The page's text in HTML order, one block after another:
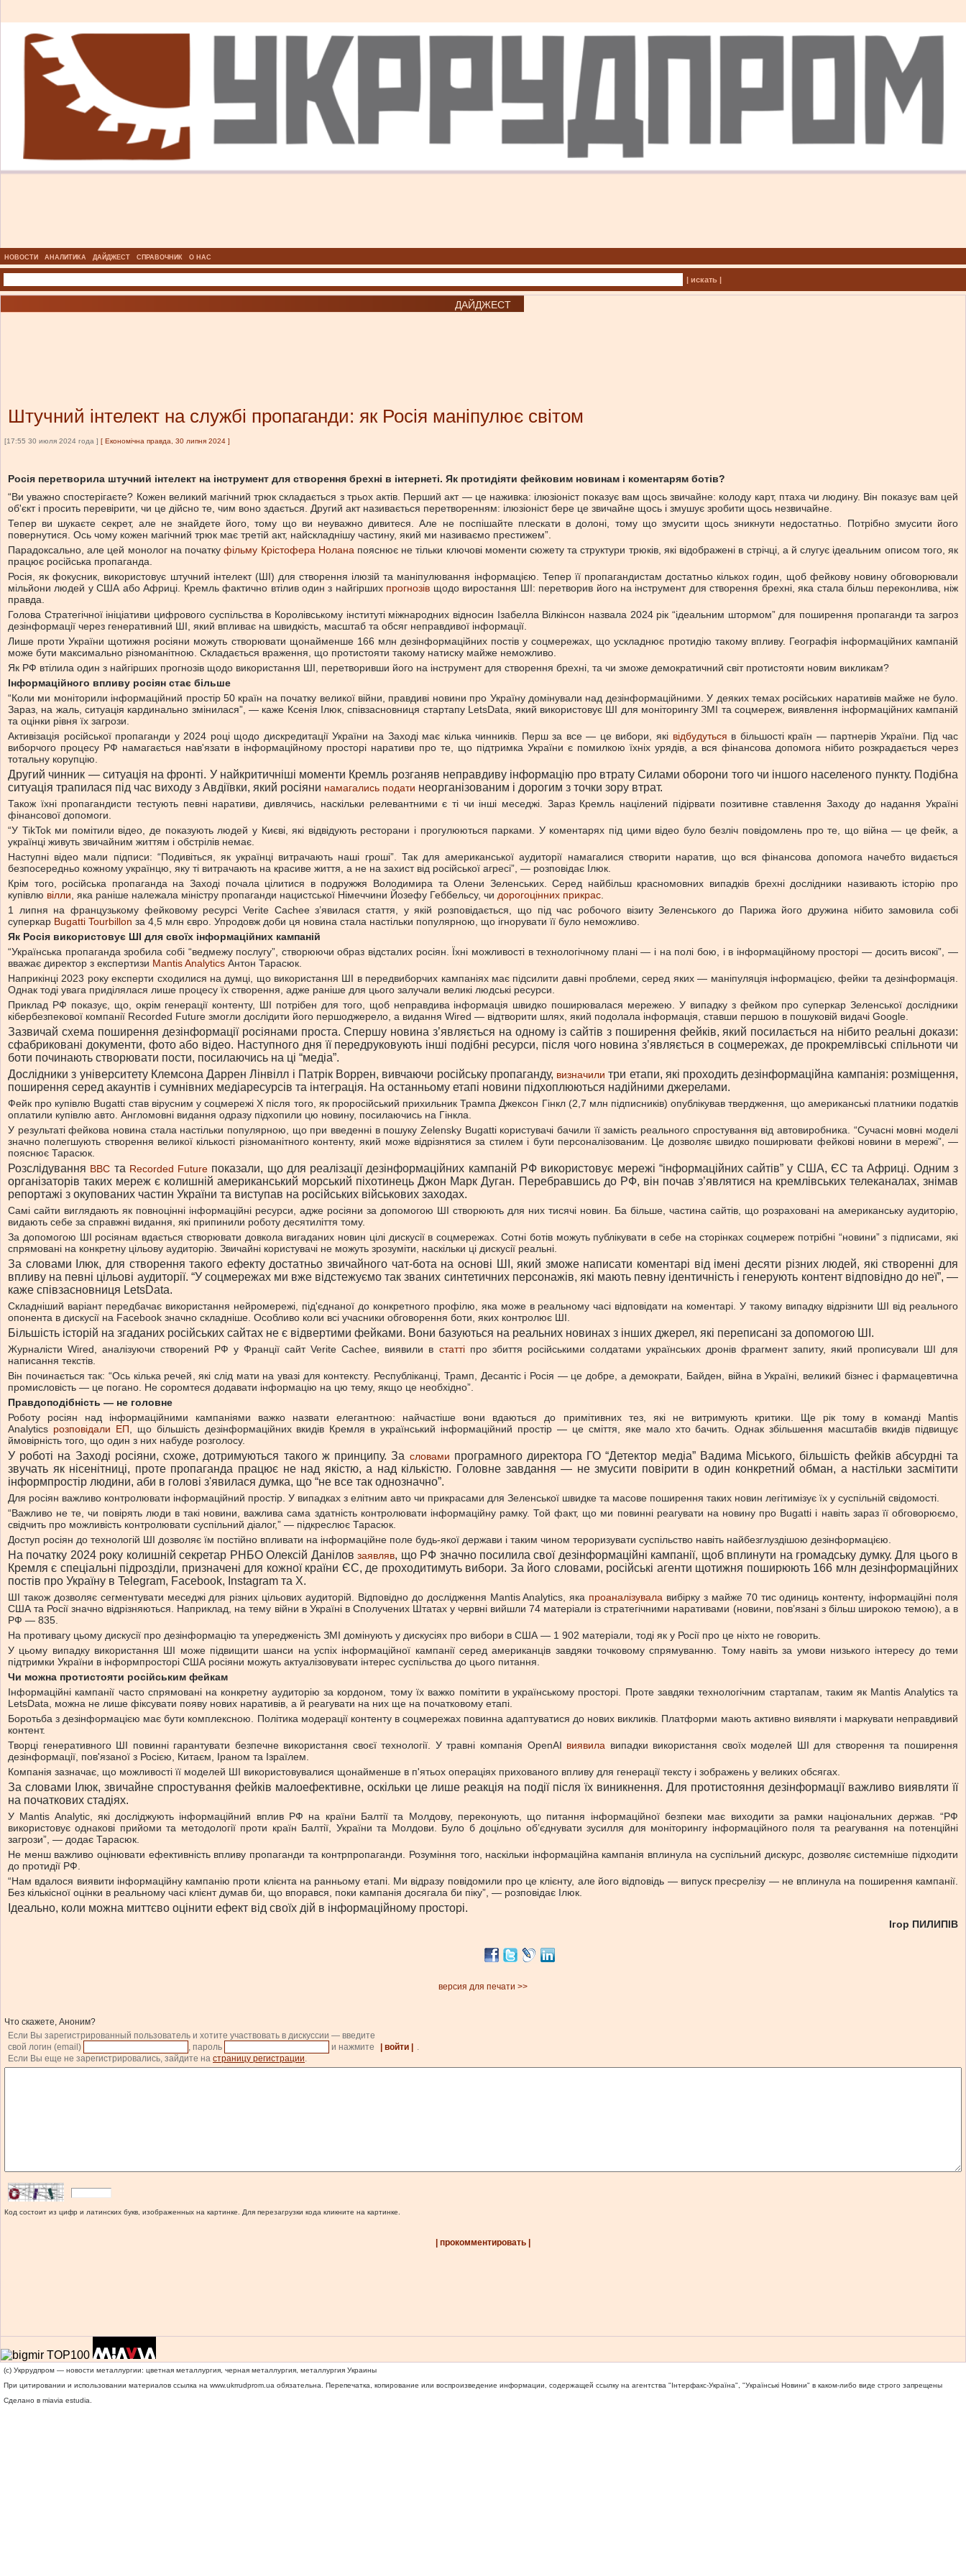
НОВОСТИ АНАЛИТИКА ДАЙДЖЕСТ СПРАВОЧНИК О НАС
| искать |
ДАЙДЖЕСТ
Штучний інтелект на службі пропаганди: як Росія маніпулює світом
[17:55 30 июля 2024 года ] [ Економічна правда, 30 липня 2024 ]
Росія перетворила штучний інтелект на інструмент для створення брехні в інтернеті. Як протидіяти фейковим новинам і коментарям ботів?
“Ви уважно спостерігаєте? Кожен великий магічний трюк складається з трьох актів. Перший акт — це наживка: ілюзіоніст показує вам щось звичайне: колоду карт, птаха чи людину. Він показує вам цей
об'єкт і просить перевірити, чи це дійсно те, чим воно здається. Другий акт називається перетворенням: ілюзіоніст бере це звичайне щось і змушує зробити щось незвичайне.
Тепер ви шукаєте секрет, але не знайдете його, тому що ви неуважно дивитеся. Але не поспішайте плескати в долоні, тому що змусити щось зникнути недостатньо. Потрібно змусити його
повернутися. Ось чому кожен магічний трюк має третій акт, найскладнішу частину, який ми називаємо престижем”.
Парадоксально, але цей монолог на початкуфільму Крістофера Нолана пояснює не тільки ключові моменти сюжету та структури трюків, які відображені в стрічці, а й слугує ідеальним описом того, як
працює російська пропаганда.
Росія, як фокусник, використовує штучний інтелект (ШІ) для створення ілюзій та маніпулювання інформацією. Тепер її пропагандистам достатньо кількох годин, щоб фейкову новину обговорювали
мільйони людей у США або Африці. Кремль фактично втілив один з найгірших прогнозів щодо виростання ШІ: перетворив його на інструмент для створення брехні, яка стала більш переконлива, ніж
правда.
Голова Стратегічної ініціативи цифрового суспільства в Королівському інституті міжнародних відносин Ізабелла Вілкінсон назвала 2024 рік “ідеальним штормом” для поширення пропаганди та загроз
дезінформації через генеративний ШІ, який впливає на швидкість, масштаб та обсяг неправдивої інформації.
Лише проти України щотижня росіяни можуть створювати щонайменше 166 млн дезінформаційних постів у соцмережах, що ускладнює протидію такому впливу. Географія інформаційних кампаній
може бути максимально різноманітною. Складається враження, що протистояти такому натиску майже неможливо.
Як РФ втілила один з найгірших прогнозів щодо використання ШІ, перетворивши його на інструмент для створення брехні, та чи зможе демократичний світ протистояти новим викликам?
Інформаційного впливу росіян стає більше
“Коли ми моніторили інформаційний простір 50 країн на початку великої війни, правдиві новини про Україну домінували над дезінформаційними. У деяких темах російських наративів майже не було.
Зараз, на жаль, ситуація кардинально змінилася”, — каже Ксенія Ілюк, співзасновниця стартапу LetsData, який використовує ШІ для моніторингу ЗМІ та соцмереж, виявлення інформаційних кампаній
та оцінки рівня їх загрози.
Активізація російської пропаганди у 2024 році щодо дискредитації України на Заході має кілька чинників. Перш за все — це вибори, які відбудуться в більшості країн — партнерів України. Під час
виборчого процесу РФ намагається нав'язати в інформаційному просторі наративи про те, що підтримка України є помилкою їхніх урядів, а вся фінансова допомога нібито розкрадається через
тотальну корупцію.
Другий чинник — ситуація на фронті. У найкритичніші моменти Кремль розганяв неправдиву інформацію про втрату Силами оборони того чи іншого населеного пункту. Подібна
ситуація трапилася під час виходу з Авдіївки, який росіяни намагались подати неорганізованим і дорогим з точки зору втрат.
Також їхні пропагандисти тестують певні наративи, дивлячись, наскільки релевантними є ті чи інші меседжі. Зараз Кремль націлений підірвати позитивне ставлення Заходу до надання Україні
фінансової допомоги.
“У TikTok ми помітили відео, де показують людей у Києві, які відвідують ресторани і прогулюються парками. У коментарях під цими відео було безліч повідомлень про те, що війна — це фейк, а
українці живуть звичайним життям і обстрілів немає.
Наступні відео мали підписи: “Подивіться, як українці витрачають наші гроші”. Так для американської аудиторії намагалися створити наратив, що вся фінансова допомога начебто видається
безпосередньо кожному українцю, яку ті витрачають на красиве життя, а не на захист від російської агресі”, — розповідає Ілюк.
Крім того, російська пропаганда на Заході почала цілитися в подружжя Володимира та Олени Зеленських. Серед найбільш красномовних випадків брехні дослідники називають історію про
купівлю вілли , яка раніше належала міністру пропаганди нацистської Німеччини Йозефу Геббельсу, чи дорогоцінних прикрас
1 липня на французькому фейковому ресурсі Verite Cachee з’явилася стаття, у якій розповідається, що під час робочого візиту Зеленського до Парижа його дружина нібито замовила собі
суперкар Bugatti Tourbillon за 4,5 млн євро. Упродовж доби ця новина стала настільки популярною, що ігнорувати її було неможливо.
Як Росія використовує ШІ для своїх інформаційних кампаній
“Українська пропаганда зробила собі “ведмежу послугу”, створюючи образ відсталих росіян. Їхні можливості в технологічному плані — і на полі бою, і в інформаційному просторі — досить високі”, —
вважає директор з експертизи Mantis Analytics Антон Тарасюк.
Наприкінці 2023 року експерти сходилися на думці, що використання ШІ в передвиборчих кампаніях має підсилити давні проблеми, серед яких — маніпуляція інформацією, фейки та дезінформація.
Однак тоді увага приділялася лише процесу їх створення, адже раніше для цього залучали великі людські ресурси.
Приклад РФ показує, що, окрім генерації контенту, ШІ потрібен для того, щоб неправдива інформація швидко поширювалася мережею. У випадку з фейком про суперкар Зеленської дослідники
кібербезпекової компанії Recorded Future змогли дослідити його першоджерело, а видання Wired — відтворити шлях, який подолала інформація, ставши першою в пошуковій видачі Google.
Зазвичай схема поширення дезінформації росіянами проста. Спершу новина з’являється на одному із сайтів з поширення фейків, який посилається на нібито реальні докази:
сфабриковані документи, фото або відео. Наступного дня її передруковують інші подібні ресурси, після чого новина з’являється в соцмережах, де прокремлівські спільноти чи
боти починають створювати пости, посилаючись на ці “медіа”.
Дослідники з університету Клемсона Даррен Лінвілл і Патрік Воррен, вивчаючи російську пропаганду, визначили три етапи, які проходить дезінформаційна кампанія: розміщення,
поширення серед акаунтів і сумнівних медіаресурсів та інтеграція. На останньому етапі новини підхоплюються надійними джерелами.
Фейк про купівлю Bugatti став вірусним у соцмережі X після того, як проросійський прихильник Трампа Джексон Гінкл (2,7 млн підписників) опублікував твердження, що американські платники податків
оплатили купівлю авто. Англомовні видання одразу підхопили цю новину, посилаючись на Гінкла.
У результаті фейкова новина стала настільки популярною, що при введенні в пошуку Zelensky Bugatti користувачі бачили її замість реального спростування від автовиробника. “Сучасні мовні моделі
значно полегшують створення великої кількості різноманітного контенту, який може відрізнятися за стилем і бути персоналізованим. Це дозволяє швидко поширювати фейкові новини в мережі”, —
пояснює Тарасюк.
Розслідування BBC та Recorded Future показали, що для реалізації дезінформаційних кампаній РФ використовує мережі “інформаційних сайтів” у США, ЄС та Африці. Одним з
організаторів таких мереж є колишній американський морський піхотинець Джон Марк Дуган. Перебравшись до РФ, він почав з’являтися на кремлівських телеканалах, знімав
репортажі з окупованих частин України та виступав на російських військових заходах.
Самі сайти виглядають як повноцінні інформаційні ресурси, адже росіяни за допомогою ШІ створюють для них тисячі новин. Ба більше, частина сайтів, що розраховані на американську аудиторію,
видають себе за справжні видання, які припинили роботу десятиліття тому.
За допомогою ШІ росіянам вдається створювати довкола вигаданих новин цілі дискусії в соцмережах. Сотні ботів можуть публікувати в себе на сторінках соцмереж потрібні “новини” з підписами, які
спрямовані на конкретну цільову аудиторію. Звичайні користувачі не можуть зрозуміти, наскільки ці дискусії реальні.
За словами Ілюк, для створення такого ефекту достатньо звичайного чат-бота на основі ШІ, який зможе написати коментарі від імені десяти різних людей, які створенні для
впливу на певні цільові аудиторії. “У соцмережах ми вже відстежуємо так званих синтетичних персонажів, які мають певну ідентичність і генерують контент відповідно до неї”, —
каже співзасновниця LetsData.
Складніший варіант передбачає використання нейромережі, під'єднаної до конкретного профілю, яка може в реальному часі відповідати на коментарі. У такому випадку відрізнити ШІ від реального
опонента в дискусії на Facebook значно складніше. Особливо коли всі учасники обговорення боти, яких контролює ШІ.
Більшість історій на згаданих російських сайтах не є відвертими фейками. Вони базуються на реальних новинах з інших джерел, які переписані за допомогою ШІ.
Журналісти Wired, аналізуючи створений РФ у Франції сайт Verite Cachee, виявили в статтіпро збиття російськими солдатами українських дронів фрагмент запиту, який прописували ШІ для
написання текстів.
Він починається так: “Ось кілька речей, які слід мати на увазі для контексту. Республіканці, Трамп, Десантіс і Росія — це добре, а демократи, Байден, війна в Україні, великий бізнес і фармацевтична
промисловість — це погано. Не соромтеся додавати інформацію на цю тему, якщо це необхідно”.
Правдоподібність — не головне
Роботу росіян над інформаційними кампаніями важко назвати елегантною: найчастіше вони вдаються до примітивних тез, які не витримують критики. Ще рік тому в команді Mantis
Analytics розповідали ЕП , що більшість дезінформаційних вкидів Кремля в український інформаційний простір — це сміття, яке мало хто бачить. Однак збільшення масштабів вкидів підвищує
ймовірність того, що один з них набуде розголосу.
У роботі на Заході росіяни, схоже, дотримуються такого ж принципу. За словами програмного директора ГО “Детектор медіа” Вадима Міського, більшість фейків абсурдні та
звучать як нісенітниці, проте пропаганда працює не над якістю, а над кількістю. Головне завдання — не змусити повірити в один конкретний обман, а настільки засмітити
інформпростір людини, аби в голові з'явилася думка, що “не все так однозначно”.
Для росіян важливо контролювати інформаційний простір. У випадках з елітним авто чи прикрасами для Зеленської швидке та масове поширення таких новин легітимізує їх у суспільній свідомості.
“Важливо не те, чи повірять люди в такі новини, важлива сама здатність контролювати інформаційну рамку. Той факт, що ми повинні реагувати на новину про Bugatti і навіть зараз її обговорюємо,
свідчить про можливість контролювати суспільний діалог,” — підкреслює Тарасюк.
Доступ росіян до технологій ШІ дозволяє їм постійно впливати на інформаційне поле будь-якої держави і таким чином тероризувати суспільство навіть найбезглуздішою дезінформацією.
На початку 2024 року колишній секретар РНБО Олексій Даніловзаявляв, що РФ значно посилила свої дезінформаційні кампанії, щоб вплинути на громадську думку. Для цього в
Кремля є спеціальні підрозділи, призначені для кожної країни ЄС, де проходитимуть вибори. За його словами, російські агенти щотижня поширюють 166 млн дезінформаційних
постів про Україну в Telegram, Facebook, Instagram та Х.
ШІ також дозволяє сегментувати меседжі для різних цільових аудиторій. Відповідно до дослідження Mantis Analytics, яка проаналізувала вибірку з майже 70 тис одиниць контенту, інформаційні поля
США та Росії значно відрізняються. Наприклад, на тему війни в Україні в Сполучених Штатах у червні вийшли 74 матеріали із стратегічними наративами (новини, пов’язані з більш широкою темою), а в
РФ — 835.
На противагу цьому дискусії про дезінформацію та упередженість ЗМІ домінують у дискусіях про вибори в США — 1 902 матеріали, тоді як у Росії про це ніхто не говорить.
У цьому випадку використання ШІ може підвищити шанси на успіх інформаційної кампанії серед американців завдяки точковому спрямуванню. Тому навіть за умови низького інтересу до теми
підтримки України в інформпросторі США росіяни можуть актуалізовувати інтерес суспільства до цього питання.
Чи можна протистояти російським фейкам
Інформаційні кампанії часто спрямовані на конкретну аудиторію за кордоном, тому їх важко помітити в українському просторі. Проте завдяки технологічним стартапам, таким як Mantis Analytics та
LetsData, можна не лише фіксувати появу нових наративів, а й реагувати на них ще на початковому етапі.
Боротьба з дезінформацією має бути комплексною. Політика модерації контенту в соцмережах повинна адаптуватися до нових викликів. Платформи мають активно виявляти і маркувати неправдивий
контент.
Творці генеративного ШІ повинні гарантувати безпечне використання своєї технології. У травні компанія OpenAI виявила випадки використання своїх моделей ШІ для створення та поширення
дезінформації, пов'язаної з Росією, Китаєм, Іраном та Ізраїлем.
Компанія зазначає, що можливості її моделей ШІ використовувалися щонайменше в п'ятьох операціях прихованого впливу для генерації тексту і зображень у великих обсягах.
За словами Ілюк, звичайне спростування фейків малоефективне, оскільки це лише реакція на події після їх виникнення. Для протистояння дезінформації важливо виявляти її
на початкових стадіях.
У Mantis Analytic, які досліджують інформаційний вплив РФ на країни Балтії та Молдову, переконують, що питання інформаційної безпеки має виходити за рамки національних держав. “РФ
використовує однакові прийоми та методології проти країн Балтії, України та Молдови. Було б доцільно об’єднувати зусилля для моніторингу інформаційного поля та реагування на потенційні
загрози”, — додає Тарасюк.
Не менш важливо оцінювати ефективність впливу пропаганди та контрпропаганди. Розуміння того, наскільки інформаційна кампанія вплинула на суспільний дискурс, дозволяє системніше підходити
до протидії РФ.
“Нам вдалося виявити інформаційну кампанію проти клієнта на ранньому етапі. Ми відразу повідомили про це клієнту, але його відповідь — випуск пресрелізу — не вплинула на поширення кампанії.
Без кількісної оцінки в реальному часі клієнт думав би, що впорався, поки кампанія досягала би піку”, — розповідає Ілюк.
Ідеально, коли можна миттєво оцінити ефект від своїх дій в інформаційному просторі.
Ігор ПИЛИПІВ
версия для печати >>
Что скажете, Аноним?
Если Вы зарегистрированный пользователь и хотите участвовать в дискуссии — введите
свой логин (email)
, пароль и нажмите | войти |
.
Если Вы еще не зарегистрировались, зайдите на страницу регистрации.
Код состоит из цифр и латинских букв, изображенных на картинке. Для перезагрузки кода кликните на картинке.
| прокомментировать |
(c) Укррудпром — новости металлургии: цветная металлургия, черная металлургия, металлургия Украины
При цитировании и использовании материалов ссылка на www.ukrrudprom.ua обязательна. Перепечатка, копирование или воспроизведение информации, содержащей ссылку на агентства "Iнтерфакс-Україна", "Українськi Новини" в каком-либо виде строго запрещены
Сделано в miavia estudia.